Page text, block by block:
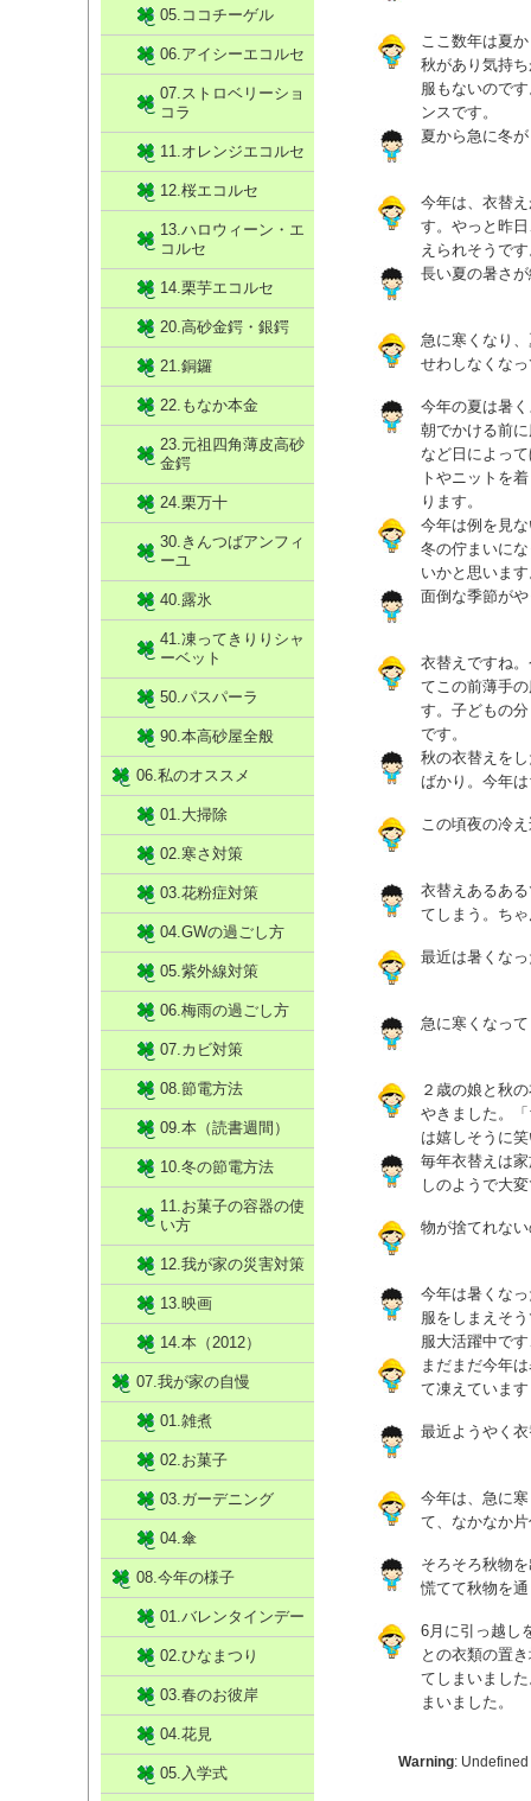
ここ数年は夏
秋があり気持
服もないので
ンスです。
夏から急に冬
今年は、衣替
す。やっと昨
えられそうで
長い夏の暑さ
急に寒くなり
せわしなくな
今年の夏は暑
朝でかける前
など日によっ
トやニットを
ります。
今年は例を見
冬の佇まいに
いかと思いま
面倒な季節が
衣替えですね
てこの前薄手
す。子どもの
です。
秋の衣替えを
ばかり。今年
この頃夜の冷
衣替えあるあ
てしまう。ち
最近は暑くな
急に寒くなっ
２歳の娘と秋
やきました。
は嬉しそうに
毎年衣替えは
しのようで大
物が捨てれな
今年は暑くな
服をしまえそ
服大活躍中で
まだまだ今年
て凍えていま
最近ようやく
今年は、急に
て、なかなか
そろそろ秋物
慌てて秋物を
6月に引っ越し
との衣類の置
てしまいまし
まいました。
Warning:
05.ココチーゲル
06.アイシーエコルセ
07.ストロベリーショ
コラ
11.オレンジエコルセ
12.桜エコルセ
13.ハロウィーン・エ
コルセ
14.栗芋エコルセ
20.高砂金鍔・銀鍔
21.銅鑼
22.もなか本金
23.元祖四角薄皮高砂
金鍔
24.栗万十
30.きんつばアンフィ
ーユ
40.露氷
41.凍ってきりりシャ
ーベット
50.パスパーラ
90.本高砂屋全般
06.私のオススメ
01.大掃除
02.寒さ対策
03.花粉症対策
04.GWの過ごし方
05.紫外線対策
06.梅雨の過ごし方
07.カビ対策
08.節電方法
09.本（読書週間）
10.冬の節電方法
11.お菓子の容器の使
い方
12.我が家の災害対策
13.映画
14.本（2012）
07.我が家の自慢
01.雑煮
02.お菓子
03.ガーデニング
04.傘
08.今年の様子
01.バレンタインデー
02.ひなまつり
03.春のお彼岸
04.花見
05.入学式